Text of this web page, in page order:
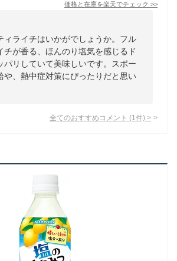
価格と在庫を楽天でチェック >>
ィライチはいかがでしょうか。フル
チが香る、ほんのり塩気を感じるド
パリしていて美味しいです。スポー
や、熱中症対策にぴったりだと思い
全てのおすすめコメント (1 件) >